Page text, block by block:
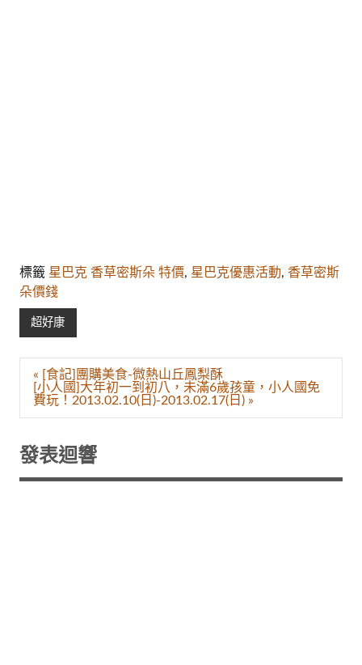
標籤 星巴克 香草密斯朵 特價, 星巴克優惠活動, 香草密斯
朵價錢
超好康
文
章
導
« [食記]團購美食-微熱山丘鳳梨酥
[小人國]大年初一到初八，未滿6歲孩童，小人國免
費玩！2013.02.10(日)-2013.02.17(日) »
發表迴響